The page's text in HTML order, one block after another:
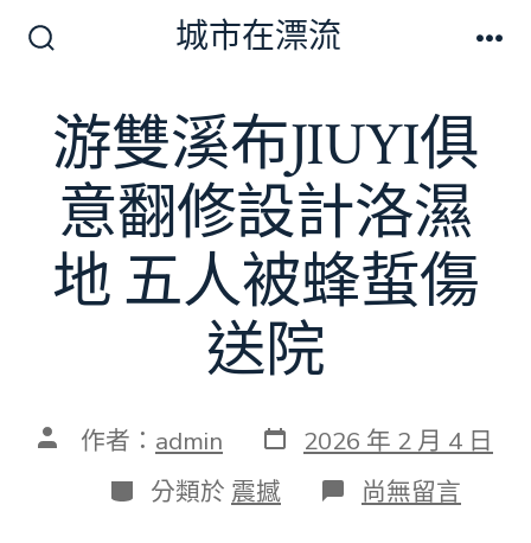
切
換
開
關
城市在漂流
游雙溪布JIUYI俱
意翻修設計洛濕
地 五人被蜂蜇傷
送院
文 作者： admin 發
表
日
期
2026 年 2 月 4 日
分
類
分類於 震撼 在
〈游
尚無留言